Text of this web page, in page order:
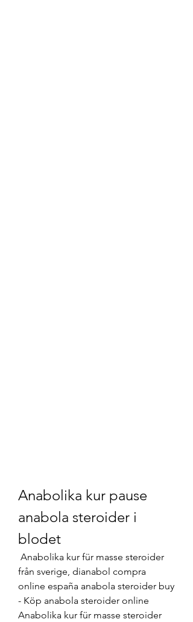
Anabolika kur pause
anabola steroider i
blodet
från sverige, dianabol compra
online españa anabola steroider buy
- Köp anabola steroider online
Anabolika kur für masse steroider